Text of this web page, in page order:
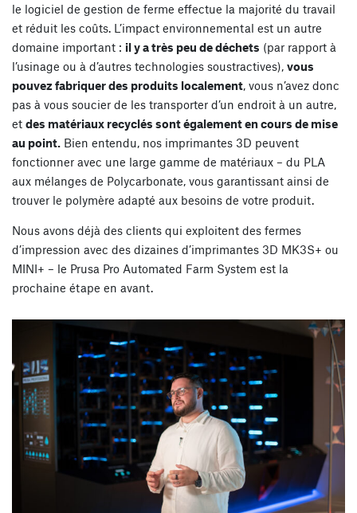
le logiciel de gestion de ferme effectue la majorité du travail
et réduit les coûts. L’impact environnemental est un autre
domaine important : il y a très peu de déchets (par rapport à
l’usinage ou à d’autres technologies soustractives), vous
pouvez fabriquer des produits localement , vous n’avez donc
pas à vous soucier de les transporter d’un endroit à un autre,
et des matériaux recyclés sont également en cours de mise
au point. Bien entendu, nos imprimantes 3D peuvent
fonctionner avec une large gamme de matériaux – du PLA
aux mélanges de Polycarbonate, vous garantissant ainsi de
trouver le polymère adapté aux besoins de votre produit.
Nous avons déjà des clients qui exploitent des fermes
d’impression avec des dizaines d’imprimantes 3D MK3S+ ou
MINI+ – le Prusa Pro Automated Farm System est la
prochaine étape en avant.